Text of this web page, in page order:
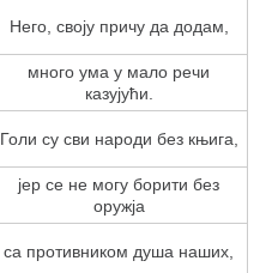
Него, своју причу да додам,
много ума у мало речи
казујући.
Голи су сви народи без књига,
јер се не могу борити без
оружја
са противником душа наших,